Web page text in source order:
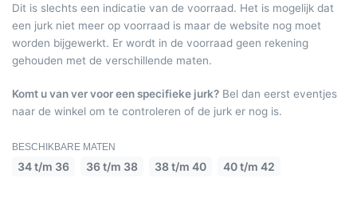
Dit is slechts een indicatie van de voorraad. Het is mogelijk dat
een jurk niet meer op voorraad is maar de website nog moet
worden bijgewerkt. Er wordt in de voorraad geen rekening
gehouden met de verschillende maten.
Komt u van ver voor een specifieke jurk? Bel dan eerst eventjes
naar de winkel om te controleren of de jurk er nog is.
BESCHIKBARE MATEN
34 t/m 36 36 t/m 38 38 t/m 40 40 t/m 42